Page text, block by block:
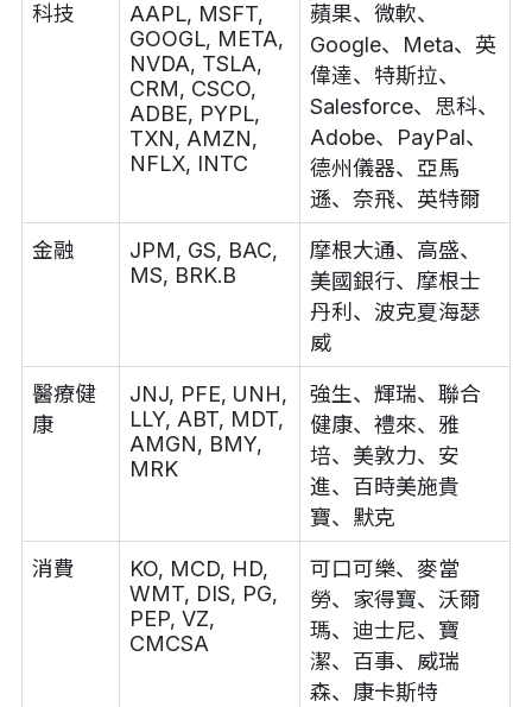
科技
AAPL, MSFT,
GOOGL, META,
NVDA, TSLA,
CRM, CSCO,
ADBE, PYPL,
TXN, AMZN,
NFLX, INTC
蘋果、微軟、
Google、Meta、英
偉達、特斯拉、
Salesforce、思科、
Adobe、PayPal、
德州儀器、亞馬
遜、奈飛、英特爾
金融
JPM, GS, BAC,
MS, BRK.B
摩根大通、高盛、
美國銀行、摩根士
丹利、波克夏海瑟
威
醫療健
康
JNJ, PFE, UNH,
LLY, ABT, MDT,
AMGN, BMY,
MRK
強生、輝瑞、聯合
健康、禮來、雅
培、美敦力、安
進、百時美施貴
寶、默克
消費
KO, MCD, HD,
WMT, DIS, PG,
PEP, VZ,
CMCSA
可口可樂、麥當
勞、家得寶、沃爾
瑪、迪士尼、寶
潔、百事、威瑞
森、康卡斯特